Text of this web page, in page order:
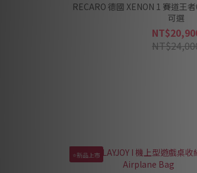
RECARO 德國 XENON 1 賽道王
可選
⭐新品上市